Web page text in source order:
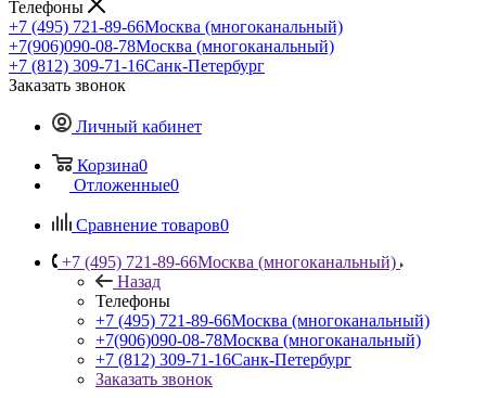
Телефоны
+7 (495) 721-89-66Москва (многоканальный)
+7(906)090-08-78Москва (многоканальный)
+7 (812) 309-71-16Санк-Петербург
Заказать звонок
Личный кабинет
Корзина0
Отложенные0
Сравнение товаров0
+7 (495) 721-89-66Москва (многоканальный)
Назад
Телефоны
+7 (495) 721-89-66Москва (многоканальный)
+7(906)090-08-78Москва (многоканальный)
+7 (812) 309-71-16Санк-Петербург
Заказать звонок